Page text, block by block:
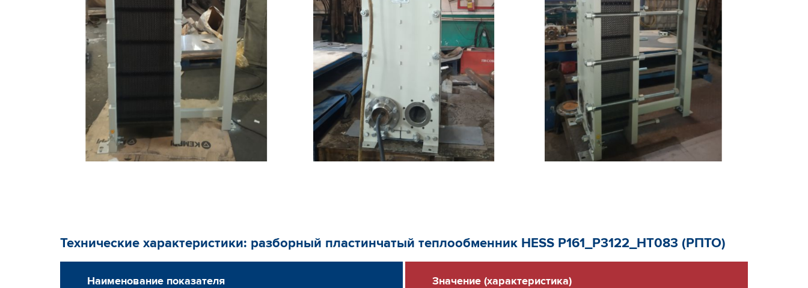
Технические характеристики: разборный пластинчатый теплообменник HESS Р161_Р3122_HT083 (РПТО)
Наименование показателя Значение (характеристика)